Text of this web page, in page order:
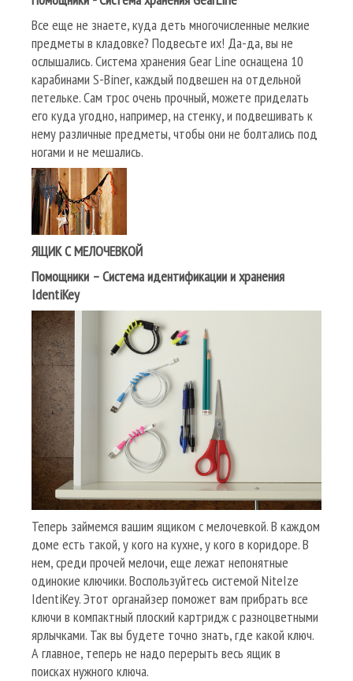
Все еще не знаете, куда деть многочисленные мелкие
предметы в кладовке? Подвесьте их! Да-да, вы не
ослышались. Система хранения Gear Line оснащена 10
карабинами S-Biner, каждый подвешен на отдельной
петельке. Сам трос очень прочный, можете приделать
его куда угодно, например, на стенку, и подвешивать к
нему различные предметы, чтобы они не болтались под
ногами и не мешались.
ЯЩИК С МЕЛОЧЕВКОЙ
Помощники – Система идентификации и хранения
IdentiKey
Теперь займемся вашим ящиком с мелочевкой. В каждом
доме есть такой, у кого на кухне, у кого в коридоре. В
нем, среди прочей мелочи, еще лежат непонятные
одинокие ключики. Воспользуйтесь системой NiteIze
IdentiKey. Этот органайзер поможет вам прибрать все
ключи в компактный плоский картридж с разноцветными
ярлычками. Так вы будете точно знать, где какой ключ.
А главное, теперь не надо перерыть весь ящик в
поисках нужного ключа.